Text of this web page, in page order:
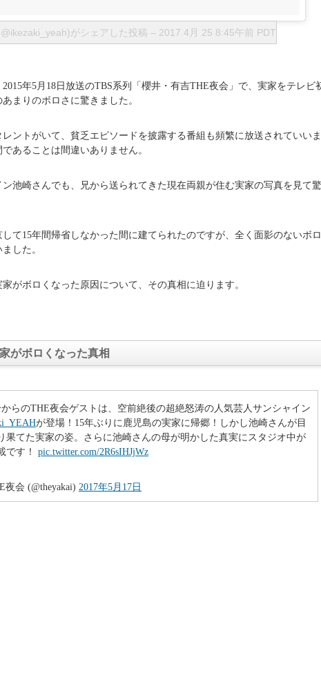
がシェアした投稿–2017 4月 25 8:45午前 PDT
年5月18日放送のTBS系列「櫻井・有吉THE夜会」で、実家をテレビ初
あることは間違いありません。
して15年間帰省しなかった間に建てられたのですが、全く面影のないボロ
ました。
家がボロくなった原因について、その真相に迫ります。